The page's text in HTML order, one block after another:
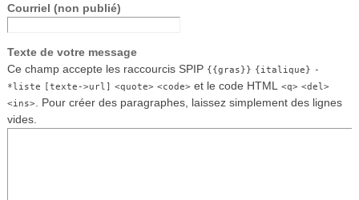
Courriel (non publié)
Texte de votre message
Ce champ accepte les raccourcis SPIP {{gras}} {italique} -
*liste [texte->url] <quote> <code>et le code HTML <q> <del>
<ins>. Pour créer des paragraphes, laissez simplement des lignes
vides.